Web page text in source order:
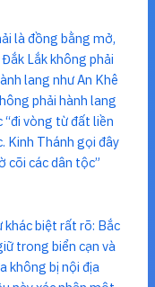
là đồng bằng mở,
Lắk không phải
lang như An Khê
phải hành lang
“đi vòng từ đất liền
Kinh Thánh gọi đây
cõi các dân tộc”
khác biệt rất rõ: Bắc
trong biển cạn và
không bị nội địa